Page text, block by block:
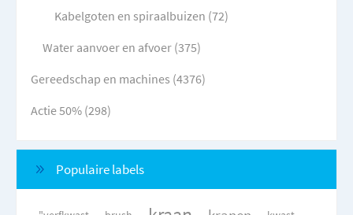
Kabelgoten en spiraalbuizen (72)
Water aanvoer en afvoer (375)
Gereedschap en machines (4376)
Actie 50% (298)
Populaire labels